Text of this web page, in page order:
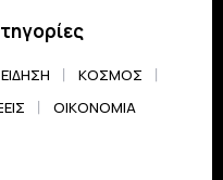
ΚΌΣΜΟΣ
ΟΙΚΟΝΟΜΊΑ